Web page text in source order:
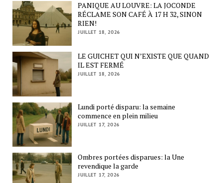
PANIQUE AU LOUVRE: LA JOCONDE
RÉCLAME SON CAFÉ À 17 H 32, SINON
RIEN!
JUILLET 18, 2026
LE GUICHET QUI N’EXISTE QUE QUAND
IL EST FERMÉ
JUILLET 18, 2026
Lundi porté disparu: la semaine
commence en plein milieu
JUILLET 17, 2026
Ombres portées disparues: la Une
revendique la garde
JUILLET 17, 2026